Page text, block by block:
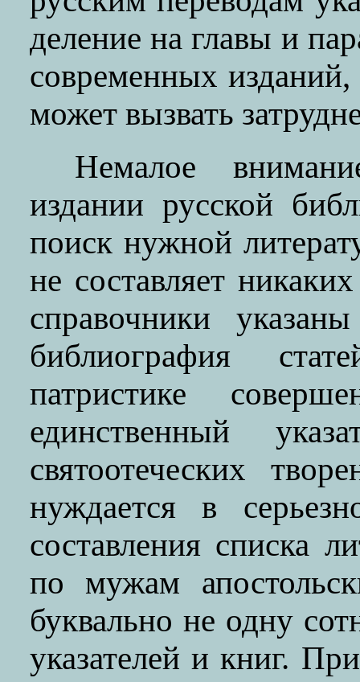
деление на главы и
современных изданий,
может вызвать
Немалое
издании русской
поиск нужной
не составляет
справочники
библиография
патристике
единственный
святоотеческих
нуждается в
составления списка
по мужам
буквально не одну
указателей и книг.